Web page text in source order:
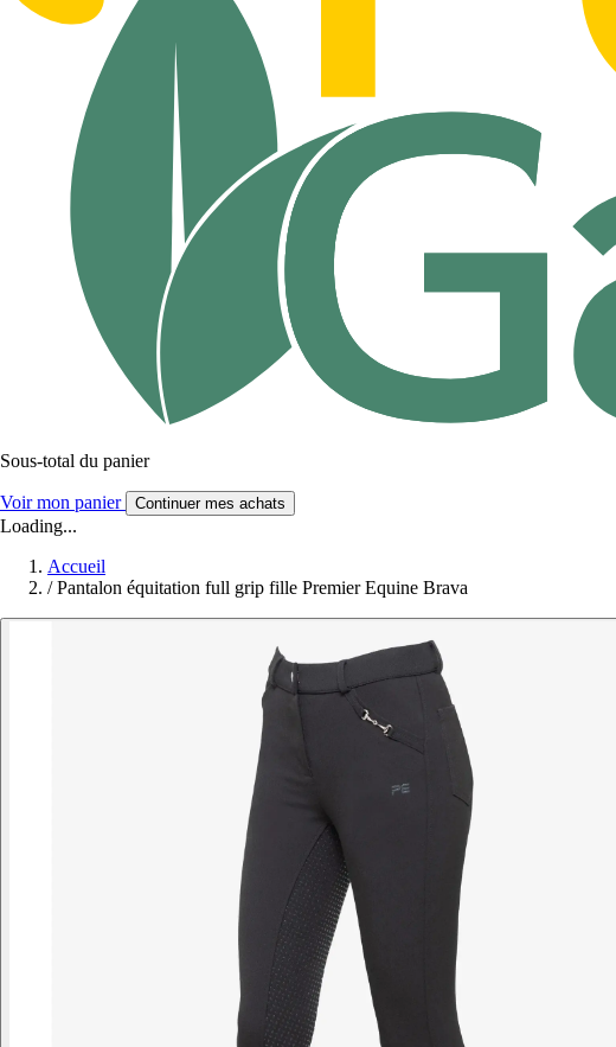
Sous-total du panier
Voir mon panier Continuer mes achats
Loading...
Accueil
/ Pantalon équitation full grip fille Premier Equine Brava